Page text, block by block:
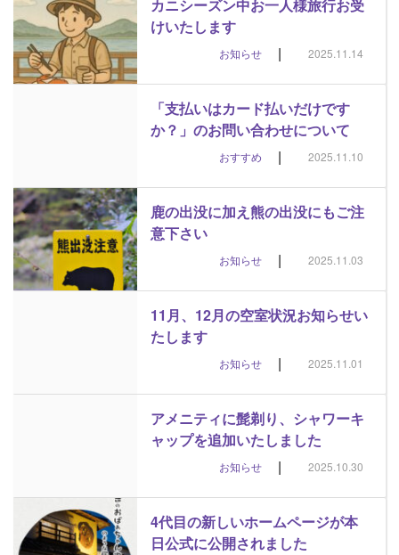
カニシーズン中お一人様旅行お受
けいたします
お知らせ | 2025.11.14
「支払いはカード払いだけです
か？」のお問い合わせについて
おすすめ | 2025.11.10
鹿の出没に加え熊の出没にもご注
意下さい
お知らせ | 2025.11.03
11月、12月の空室状況お知らせい
たします
お知らせ | 2025.11.01
アメニティに髭剃り、シャワーキ
ャップを追加いたしました
お知らせ | 2025.10.30
4代目の新しいホームページが本
日公式に公開されました